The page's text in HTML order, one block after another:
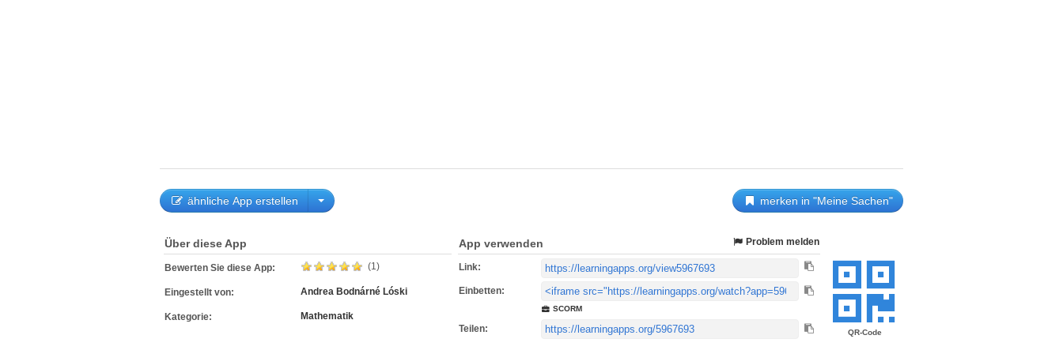
ähnliche App erstellen merken in "Meine Sachen"
QR-Code
Über diese App
Bewerten Sie diese App: (1)
Eingestellt von: Andrea Bodnárné Lóski
Kategorie: Mathematik
App verwenden Problem melden
Link:
Einbetten:
SCORM
Teilen: